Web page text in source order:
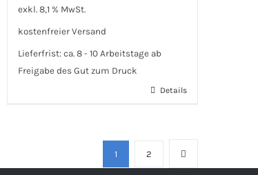
exkl. 8,1 % MwSt.
kostenfreier Versand
Lieferfrist: ca. 8 - 10 Arbeitstage ab
Freigabe des Gut zum Druck
Details
1 2